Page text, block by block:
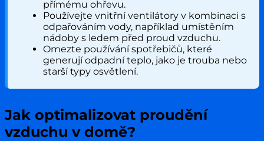
přímému ohřevu.
Používejte vnitřní ventilátory v kombinaci s
odpařováním vody, například umístěním
nádoby s ledem před proud vzduchu.
Omezte používání spotřebičů, které
generují odpadní teplo, jako je trouba nebo
starší typy osvětlení.
Jak optimalizovat proudění
vzduchu v domě?